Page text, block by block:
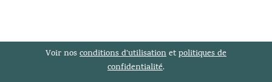
Voir nosconditions d’utilisationetpolitiques de
confidentialité.